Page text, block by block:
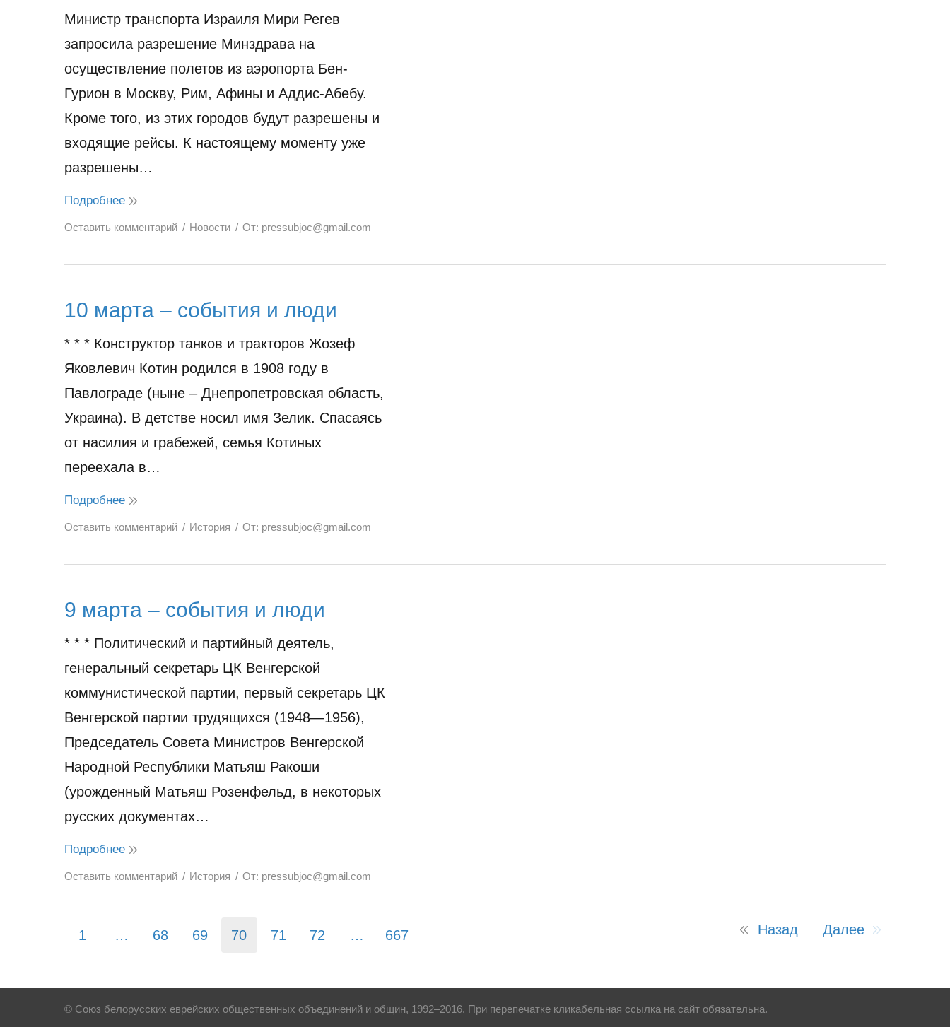
Министр транспорта Израиля Мири Регев
запросила разрешение Минздрава на
осуществление полетов из аэропорта Бен-
Гурион в Москву, Рим, Афины и Аддис-Абебу.
Кроме того, из этих городов будут разрешены и
входящие рейсы. К настоящему моменту уже
разрешены…
Подробнее
Оставить комментарий Новости От: pressubjoc@gmail.com
10 марта – события и люди
* * * Конструктор танков и тракторов Жозеф
Яковлевич Котин родился в 1908 году в
Павлограде (ныне – Днепропетровская область,
Украина). В детстве носил имя Зелик. Спасаясь
от насилия и грабежей, семья Котиных
переехала в…
Подробнее
Оставить комментарий История От: pressubjoc@gmail.com
9 марта – события и люди
* * * Политический и партийный деятель,
генеральный секретарь ЦК Венгерской
коммунистической партии, первый секретарь ЦК
Венгерской партии трудящихся (1948—1956),
Председатель Совета Министров Венгерской
Народной Республики Матьяш Ракоши
(урожденный Матьяш Розенфельд, в некоторых
русских документах…
Подробнее
Оставить комментарий История От: pressubjoc@gmail.com
1 … 68 69 70 71 72 … 667 Назад Далее
© Союз белорусских еврейских общественных объединений и общин, 1992–2016. При перепечатке кликабельная ссылка на сайт обязательна.